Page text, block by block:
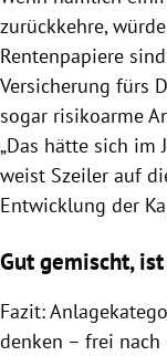
zurückkehre,
Rentenpapiere
Versicherung fürs
sogar risikoarme
„Das hätte sich im
weist Szeiler auf
Entwicklung der
Gut gemischt,
Fazit:
denken – frei